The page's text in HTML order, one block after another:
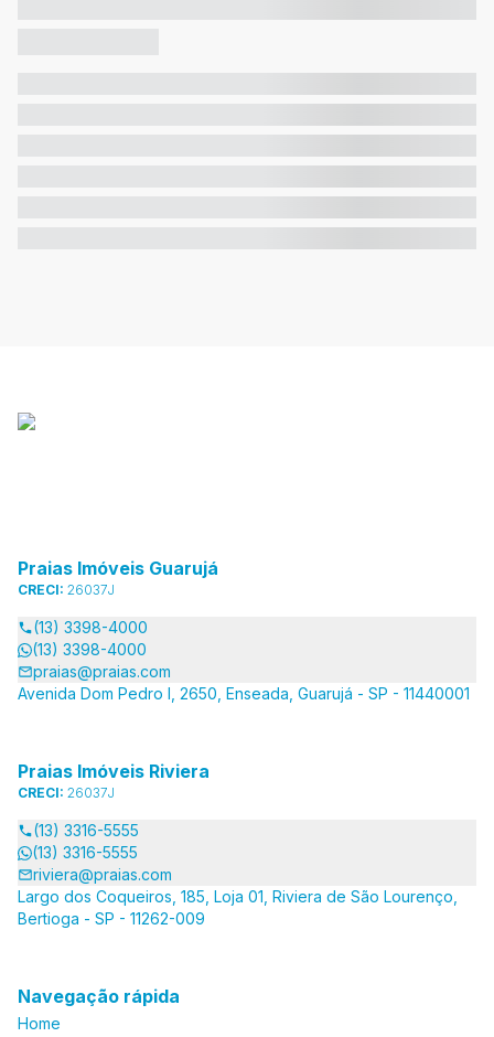
Praias Imóveis Guarujá
CRECI: 26037J
(13) 3398-4000
(13) 3398-4000
praias@praias.com
Avenida Dom Pedro I, 2650, Enseada, Guarujá - SP - 11440001
Praias Imóveis Riviera
CRECI: 26037J
(13) 3316-5555
(13) 3316-5555
riviera@praias.com
Largo dos Coqueiros, 185, Loja 01, Riviera de São Lourenço,
Bertioga - SP - 11262-009
Navegação rápida
Home